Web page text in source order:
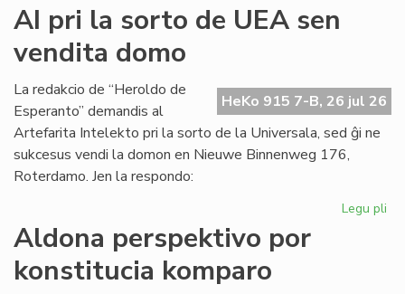
AI pri la sorto de UEA sen
vendita domo
HeKo 915 7-B, 26 jul 26
La redakcio de “Heroldo de
Esperanto” demandis al
Artefarita Intelekto pri la sorto de la Universala, sed ĝi ne
sukcesus vendi la domon en Nieuwe Binnenweg 176,
Roterdamo. Jen la respondo:
Legu pli
Aldona perspektivo por
konstitucia komparo